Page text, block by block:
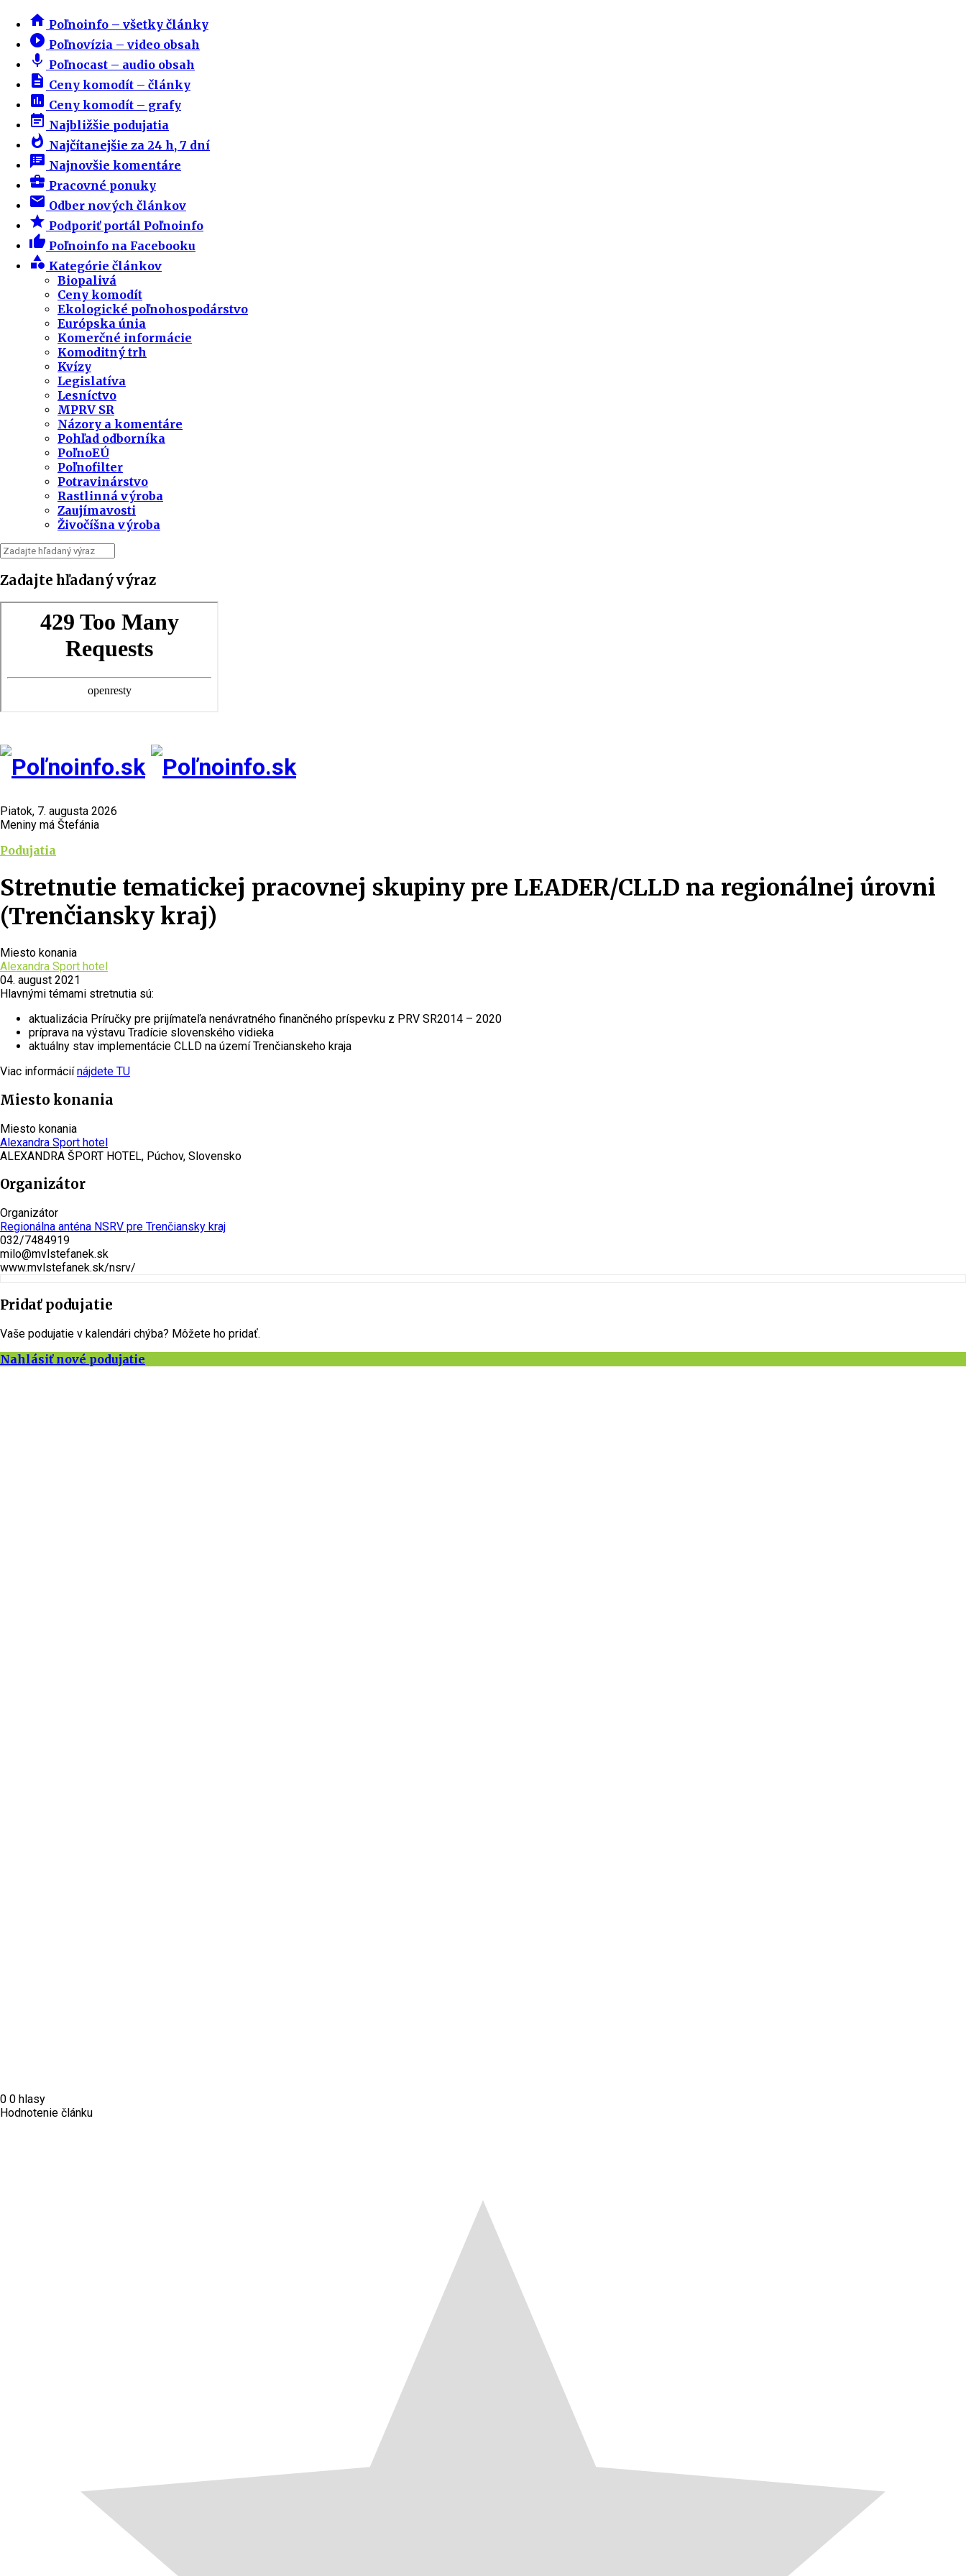
home Poľnoinfo – všetky články
play_circle_filled Poľnovízia – video obsah
mic Poľnocast – audio obsah
description Ceny komodít – články
insert_chart Ceny komodít – grafy
event_note Najbližšie podujatia
whatshot Najčítanejšie za 24 h, 7 dní
speaker_notes Najnovšie komentáre
business_center Pracovné ponuky
email Odber nových článkov
star Podporiť portál Poľnoinfo
thumb_up Poľnoinfo na Facebooku
category Kategórie článkov
Biopalivá
Ceny komodít
Ekologické poľnohospodárstvo
Európska únia
Komerčné informácie
Komoditný trh
Kvízy
Legislatíva
Lesníctvo
MPRV SR
Názory a komentáre
Pohľad odborníka
PoľnoEÚ
Poľnofilter
Potravinárstvo
Rastlinná výroba
Zaujímavosti
Živočíšna výroba
Zadajte hľadaný výraz
Piatok, 7. augusta 2026
Meniny má Štefánia
Podujatia
Stretnutie tematickej pracovnej skupiny pre LEADER/CLLD na regionálnej úrovni
(Trenčiansky kraj)
Miesto konania
Alexandra Sport hotel
04. august 2021
Hlavnými témami stretnutia sú:
aktualizácia Príručky pre prijímateľa nenávratného finančného príspevku z PRV SR2014 – 2020
príprava na výstavu Tradície slovenského vidieka
aktuálny stav implementácie CLLD na území Trenčianskeho kraja
Viac informáciínájdete TU
Miesto konania
Miesto konania
Alexandra Sport hotel
ALEXANDRA ŠPORT HOTEL, Púchov, Slovensko
Organizátor
Organizátor
Regionálna anténa NSRV pre Trenčiansky kraj
032/7484919
milo@mvlstefanek.sk
www.mvlstefanek.sk/nsrv/
Pridať podujatie
Vaše podujatie v kalendári chýba? Môžete ho pridať.
Nahlásiť nové podujatie
0 0 hlasy
Hodnotenie článku